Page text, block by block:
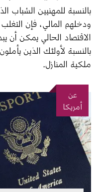
بالنسبة للمهنيين الشباب
ودخلهم المالي، فإن
الاقتصاد الحالي يمكن
بالنسبة لأولئك الذين
ملكية المنازل.
عن
أمريكا
الصورة